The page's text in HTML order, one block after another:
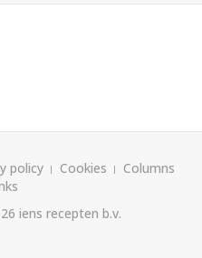
policy Cookies
Columns
iens recepten b.v.